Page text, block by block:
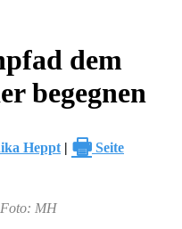
dem
begegnen
Heppt | 🖶 Seite
MH